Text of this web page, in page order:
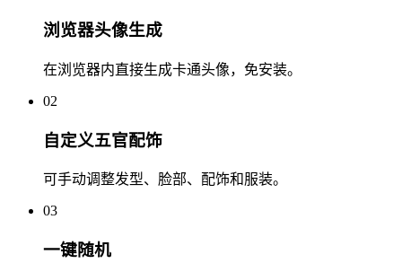
浏览器头像生成
在浏览器内直接生成卡通头像，免安装。
02
自定义五官配饰
可手动调整发型、脸部、配饰和服装。
03
一键随机